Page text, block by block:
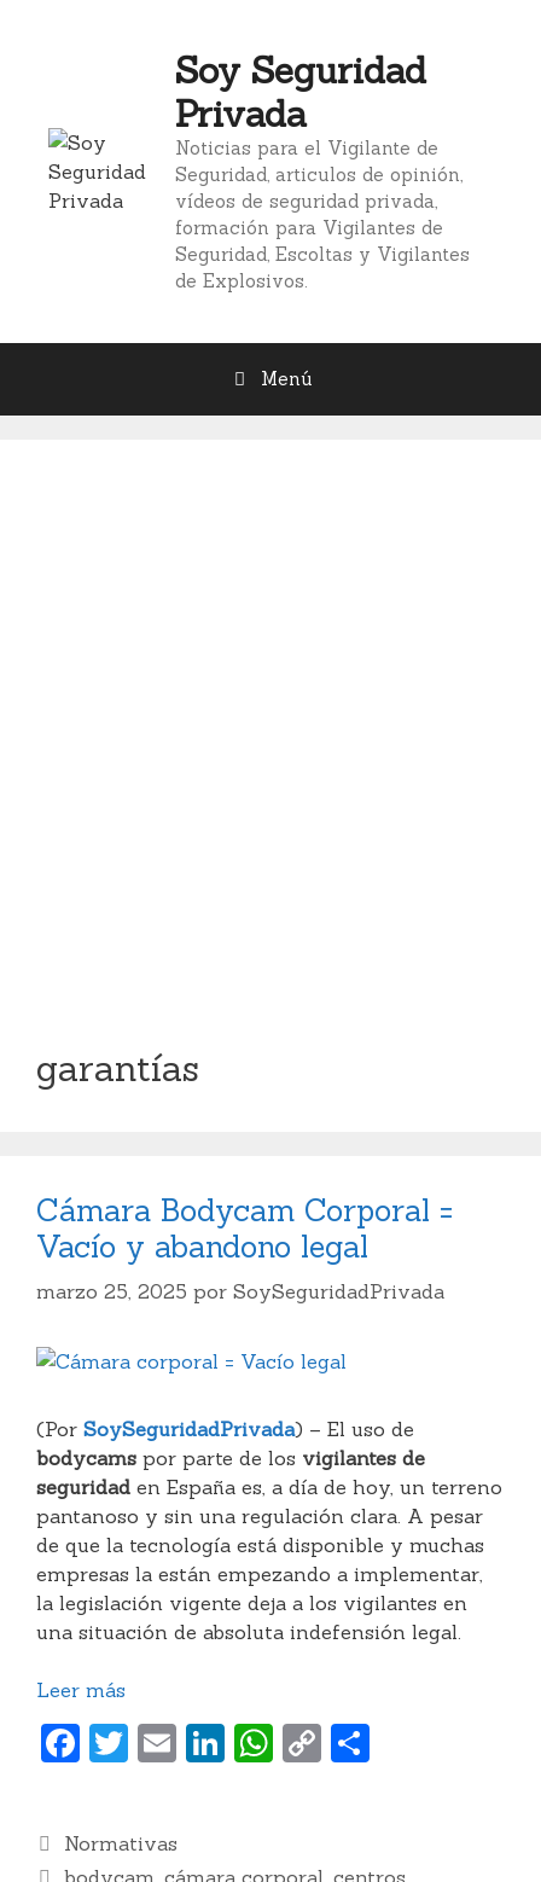
Soy Seguridad
Privada
Noticias para el Vigilante de
Seguridad, articulos de opinión,
vídeos de seguridad privada,
formación para Vigilantes de
Seguridad, Escoltas y Vigilantes
de Explosivos.
Menú
garantías
Cámara Bodycam Corporal =
Vacío y abandono legal
marzo 25, 2025 por SoySeguridadPrivada
(Por SoySeguridadPrivada) – El uso de
bodycams por parte de los vigilantes de
seguridad en España es, a día de hoy, un terreno
pantanoso y sin una regulación clara. A pesar
de que la tecnología está disponible y muchas
empresas la están empezando a implementar,
la legislación vigente deja a los vigilantes en
una situación de absoluta indefensión legal.
Leer más
F
e
T
er
E
l
Li W C
Categorías
Normativas
Etiquetas
bodycam, cámara corporal, centros